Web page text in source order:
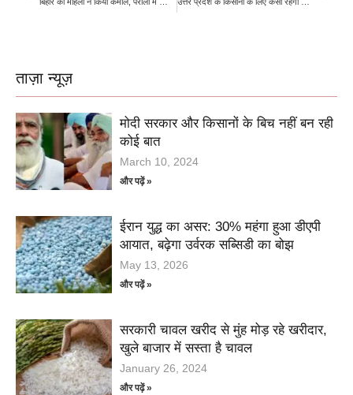
ताज़ा न्यूज़
मोदी सरकार और किसानों के बिच नहीं बन रही
कोई बात
March 10, 2024
और पढ़ें »
ईरान युद्ध का असर: 30% महंगा हुआ डीएपी
आयात, बढ़ेगा उर्वरक सब्सिडी का बोझ
May 13, 2026
और पढ़ें »
सरकारी चावल खरीद से मुंह मोड़ रहे खरीदार,
खुले बाजार में सस्ता है चावल
January 26, 2024
और पढ़ें »